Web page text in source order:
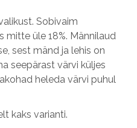
Sobivaim
mitte üle 18%. Männilaud
sest mänd ja lehis on
seepärast värvi küljes
heleda värvi puhul
kaks varianti.